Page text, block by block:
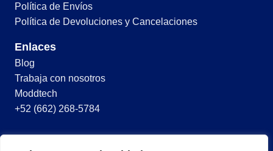
Política de Envíos
Política de Devoluciones y Cancelaciones
Enlaces
Blog
Trabaja con nosotros
Moddtech
+52 (662) 268-5784